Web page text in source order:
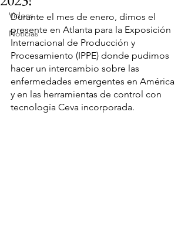
Videos
Noticias
Durante el mes de enero, dimos el
presente en Atlanta para la Exposición
Internacional de Producción y
Procesamiento (IPPE) donde pudimos
hacer un intercambio sobre las
enfermedades emergentes en América
y en las herramientas de control con
tecnología Ceva incorporada.